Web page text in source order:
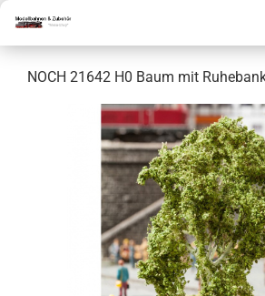
NOCH 21642 H0 Baum mit